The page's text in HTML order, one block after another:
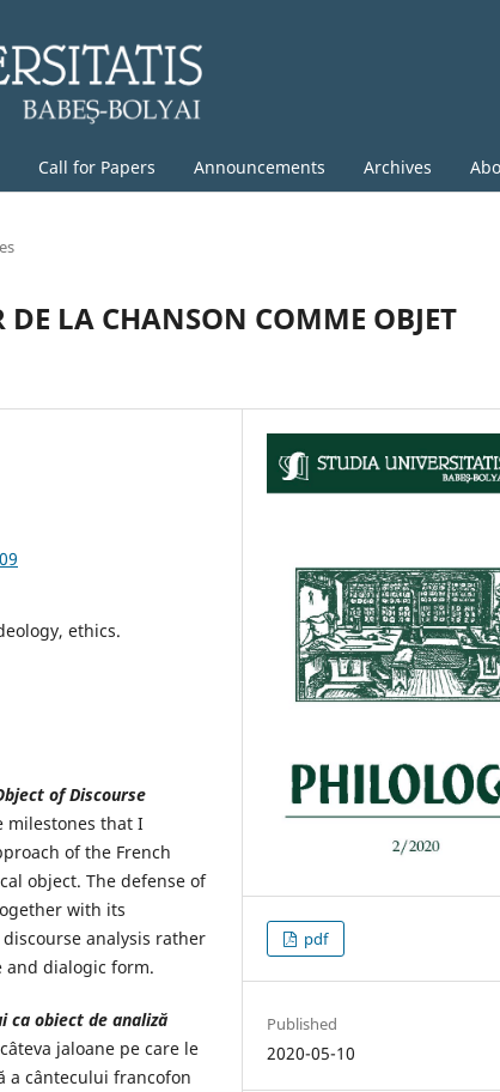
Call for Papers Announcements Archives
LA CHANSON COMME OBJET
ethics.
of Discourse
milestones that I
of the French
object. The defense of
with its
analysis rather
and dialogic form.
ca obiect de analiză
jaloane pe care le
a cântecului francofon
pdf
Published
2020-05-10